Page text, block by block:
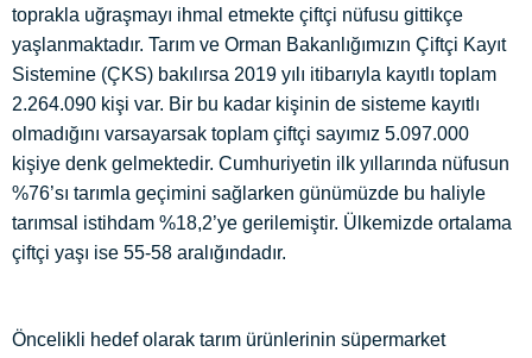
toprakla uğraşmayı ihmal etmekte çiftçi nüfusu gittikçe
yaşlanmaktadır. Tarım ve Orman Bakanlığımızın Çiftçi Kayıt
Sistemine (ÇKS) bakılırsa 2019 yılı itibarıyla kayıtlı toplam
2.264.090 kişi var. Bir bu kadar kişinin de sisteme kayıtlı
olmadığını varsayarsak toplam çiftçi sayımız 5.097.000
kişiye denk gelmektedir. Cumhuriyetin ilk yıllarında nüfusun
%76’sı tarımla geçimini sağlarken günümüzde bu haliyle
tarımsal istihdam %18,2’ye gerilemiştir. Ülkemizde ortalama
çiftçi yaşı ise 55-58 aralığındadır.
Öncelikli hedef olarak tarım ürünlerinin süpermarket